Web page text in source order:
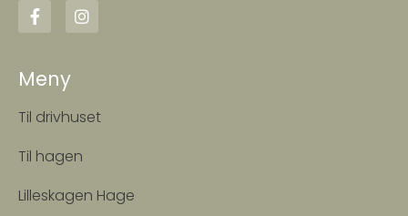
Meny
Til drivhuset
Til hagen
Lilleskagen Hage